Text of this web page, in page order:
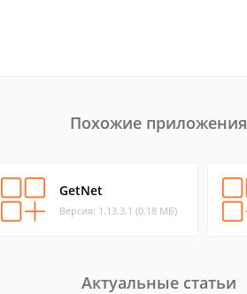
Похожие приложения
GetNet
Версия: 1.13.3.1 (0.18 МБ)
Актуальные статьи